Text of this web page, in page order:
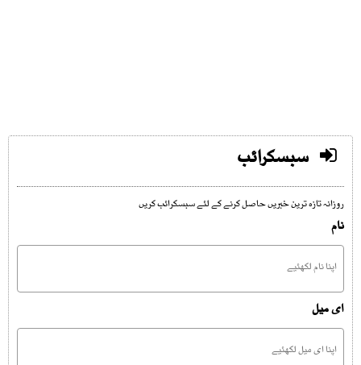
سبسکرائب
روزانہ تازہ ترین خبریں حاصل کرنے کے لئے سبسکرائب کریں
نام
ای میل